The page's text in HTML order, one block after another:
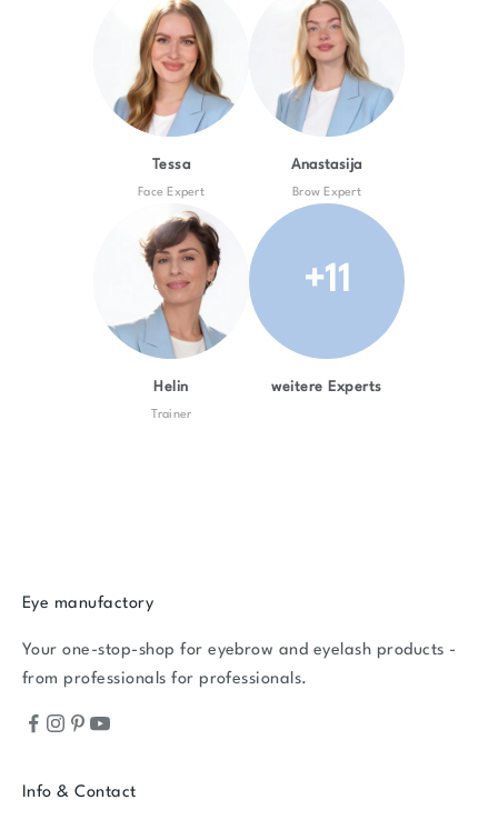
Tessa
Face Expert
Anastasija
Brow Expert
Helin
Trainer
+11
weitere Experts
Eye manufactory
Your one-stop-shop for eyebrow and eyelash products -
from professionals for professionals.
Info & Contact